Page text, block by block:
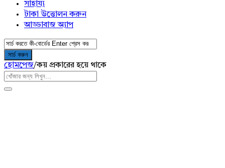
সাহায্য
টাকা উত্তোলন করুন
আড্ডাবাজ অ্যাপ
হোমপেজ/কয় প্রকারের হয়ে থাকে